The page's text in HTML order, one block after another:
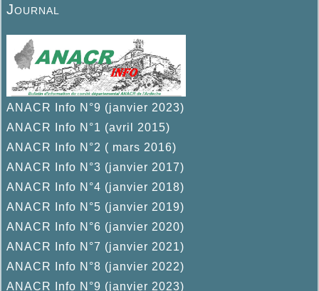
Journal
ANACR Info N°9 (janvier 2023)
ANACR Info N°1 (avril 2015)
ANACR Info N°2 ( mars 2016)
ANACR Info N°3 (janvier 2017)
ANACR Info N°4 (janvier 2018)
ANACR Info N°5 (janvier 2019)
ANACR Info N°6 (janvier 2020)
ANACR Info N°7 (janvier 2021)
ANACR Info N°8 (janvier 2022)
ANACR Info N°9 (janvier 2023)